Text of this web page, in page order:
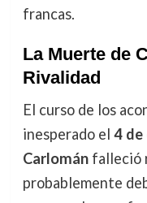
francas.
La Muerte de
Rivalidad
El curso de los
inesperado el 4 de
Carlománfalleció
probablemente